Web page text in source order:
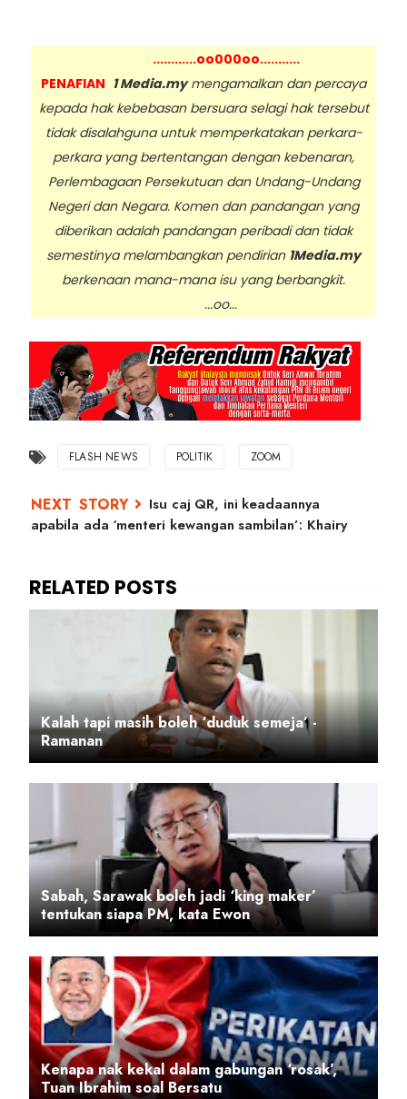
............oo000oo...........
PENAFIAN 1 Media.mymengamalkan dan percaya
kepada hak kebebasan bersuara selagi hak tersebut
tidak disalahguna untuk memperkatakan perkara-
perkara yang bertentangan dengan kebenaran,
Perlembagaan Persekutuan dan Undang-Undang
Negeri dan Negara. Komen dan pandangan yang
diberikan adalah pandangan peribadi dan tidak
semestinya melambangkan pendirian 1Media.my
berkenaan mana-mana isu yang berbangkit.
...oo...
FLASH NEWS POLITIK ZOOM
Isu caj QR, ini keadaannya
apabila ada ‘menteri kewangan sambilan’: Khairy
Kalah tapi masih boleh ‘duduk semeja’ -
Ramanan
Sabah, Sarawak boleh jadi ‘king maker’
tentukan siapa PM, kata Ewon
Kenapa nak kekal dalam gabungan ‘rosak’,
Tuan Ibrahim soal Bersatu